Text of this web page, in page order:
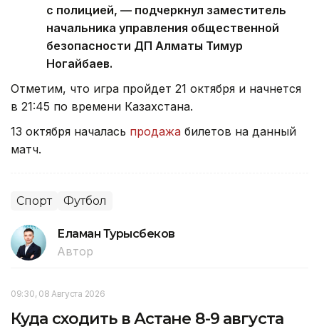
с полицией, — подчеркнул заместитель
начальника управления общественной
безопасности ДП Алматы Тимур
Ногайбаев.
Отметим, что игра пройдет 21 октября и начнется
в 21:45 по времени Казахстана.
13 октября началась продажа билетов на данный
матч.
Спорт Футбол
Еламан Турысбеков
Автор
09:30, 08 Августа 2026
Куда сходить в Астане 8-9 августа